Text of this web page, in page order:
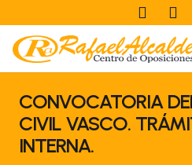
CONVOCATORIA
CIVIL VASCO.
INTERNA.